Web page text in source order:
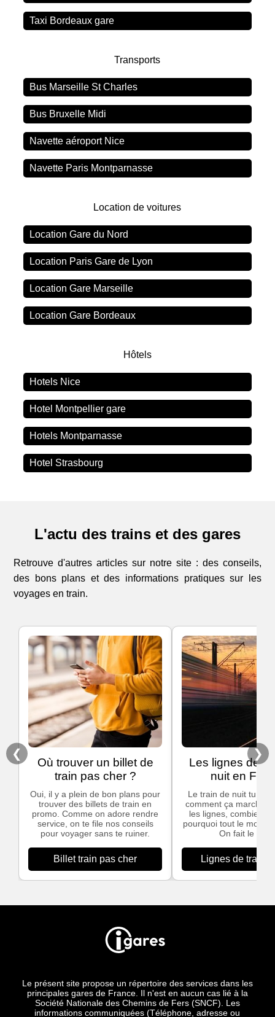
Taxi Bordeaux gare
Transports
Bus Marseille St Charles
Bus Bruxelle Midi
Navette aéroport Nice
Navette Paris Montparnasse
Location de voitures
Location Gare du Nord
Location Paris Gare de Lyon
Location Gare Marseille
Location Gare Bordeaux
Hôtels
Hotels Nice
Hotel Montpellier gare
Hotels Montparnasse
Hotel Strasbourg
L'actu des trains et des gares
Retrouve d'autres articles sur notre site : des conseils,
des bons plans et des informations pratiques sur les
voyages en train.
❮
Où trouver un billet de
train pas cher ?
Oui, il y a plein de bon plans pour
trouver des billets de train en
promo. Comme on adore rendre
service, on te file nos conseils
pour voyager sans te ruiner.
Billet train pas cher
Les lignes de
nuit en
Le train de nuit tu te
comment ça marche,
les lignes, combien
pourquoi tout le
On fait le
Lignes de train
❯
Le présent site propose un répertoire des services dans les
principales gares de France. Il n'est en aucun cas lié à la
Société Nationale des Chemins de Fers (SNCF). Les
informations communiquées (Téléphone, adresse ou